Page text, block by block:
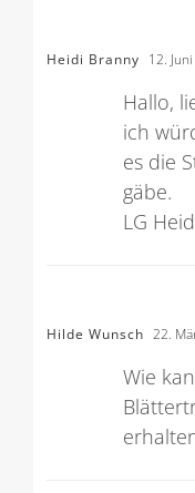
Heidi Branny 12.
Hallo,
ich
es die
gäbe.
LG
Hilde Wunsch 22.
Wie